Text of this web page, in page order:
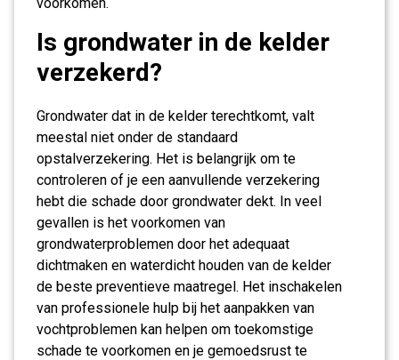
Is grondwater in de kelder
verzekerd?
Grondwater dat in de kelder terechtkomt, valt
meestal niet onder de standaard
opstalverzekering. Het is belangrijk om te
controleren of je een aanvullende verzekering
hebt die schade door grondwater dekt. In veel
gevallen is het voorkomen van
grondwaterproblemen door het adequaat
dichtmaken en waterdicht houden van de kelder
de beste preventieve maatregel. Het inschakelen
van professionele hulp bij het aanpakken van
vochtproblemen kan helpen om toekomstige
schade te voorkomen en je gemoedsrust te